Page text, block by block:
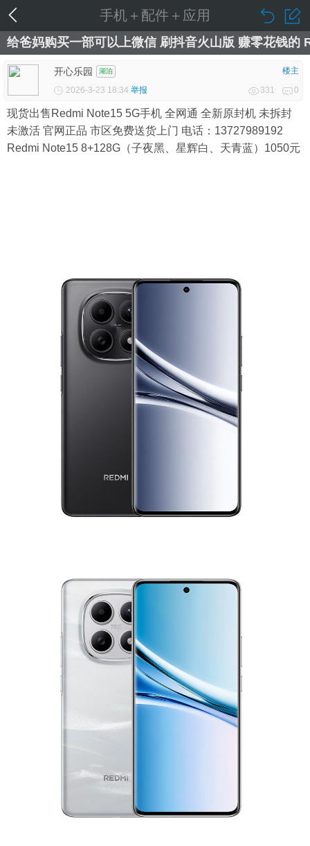
手机＋配件＋应用
给爸妈购买一部可以上微信 刷抖音火山版 赚零花钱的
开心乐园 湖泊
楼主
2026-3-23 18:34 举报 331 0
现货出售Redmi Note15 5G手机 全网通 全新原封机 未拆封
未激活 官网正品 市区免费送货上门 电话：13727989192
Redmi Note15 8+128G（子夜黑、星辉白、天青蓝）1050元